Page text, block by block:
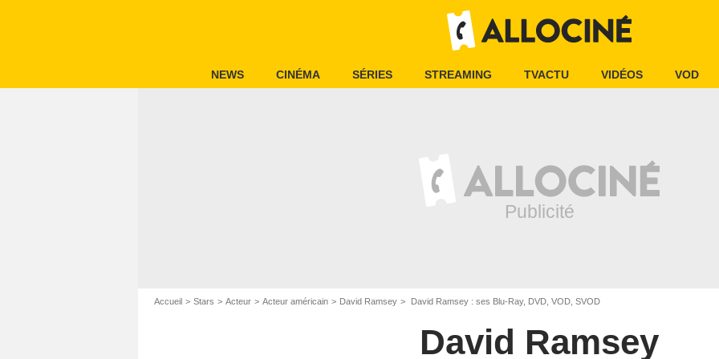
NEWS CINÉMA SÉRIES STREAMING TVACTU VIDÉOS VOD
Accueil Stars Acteur Acteur américain David Ramsey David Ramsey : ses Blu-Ray, DVD, VOD, SVOD
David Ramsey